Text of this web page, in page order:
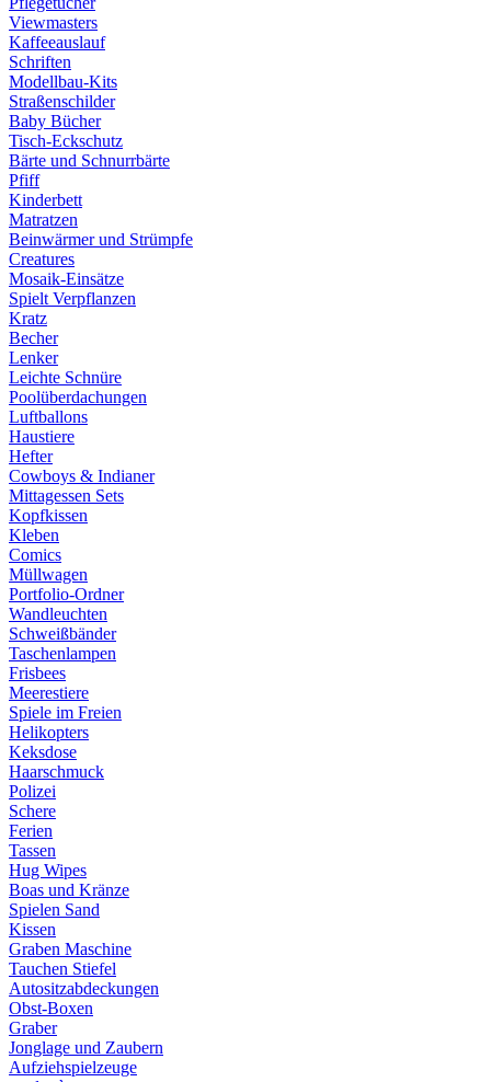
Viewmasters
Kaffeeauslauf
Schriften
Modellbau-Kits
Straßenschilder
Baby Bücher
Tisch-Eckschutz
Bärte und Schnurrbärte
Pfiff
Kinderbett
Matratzen
Beinwärmer und Strümpfe
Creatures
Mosaik-Einsätze
Spielt Verpflanzen
Kratz
Becher
Lenker
Leichte Schnüre
Poolüberdachungen
Luftballons
Haustiere
Hefter
Cowboys & Indianer
Mittagessen Sets
Kopfkissen
Kleben
Comics
Müllwagen
Portfolio-Ordner
Wandleuchten
Schweißbänder
Taschenlampen
Frisbees
Meerestiere
Spiele im Freien
Helikopters
Keksdose
Haarschmuck
Polizei
Schere
Ferien
Tassen
Hug Wipes
Boas und Kränze
Spielen Sand
Kissen
Graben Maschine
Tauchen Stiefel
Autositzabdeckungen
Obst-Boxen
Graber
Jonglage und Zaubern
Aufziehspielzeuge